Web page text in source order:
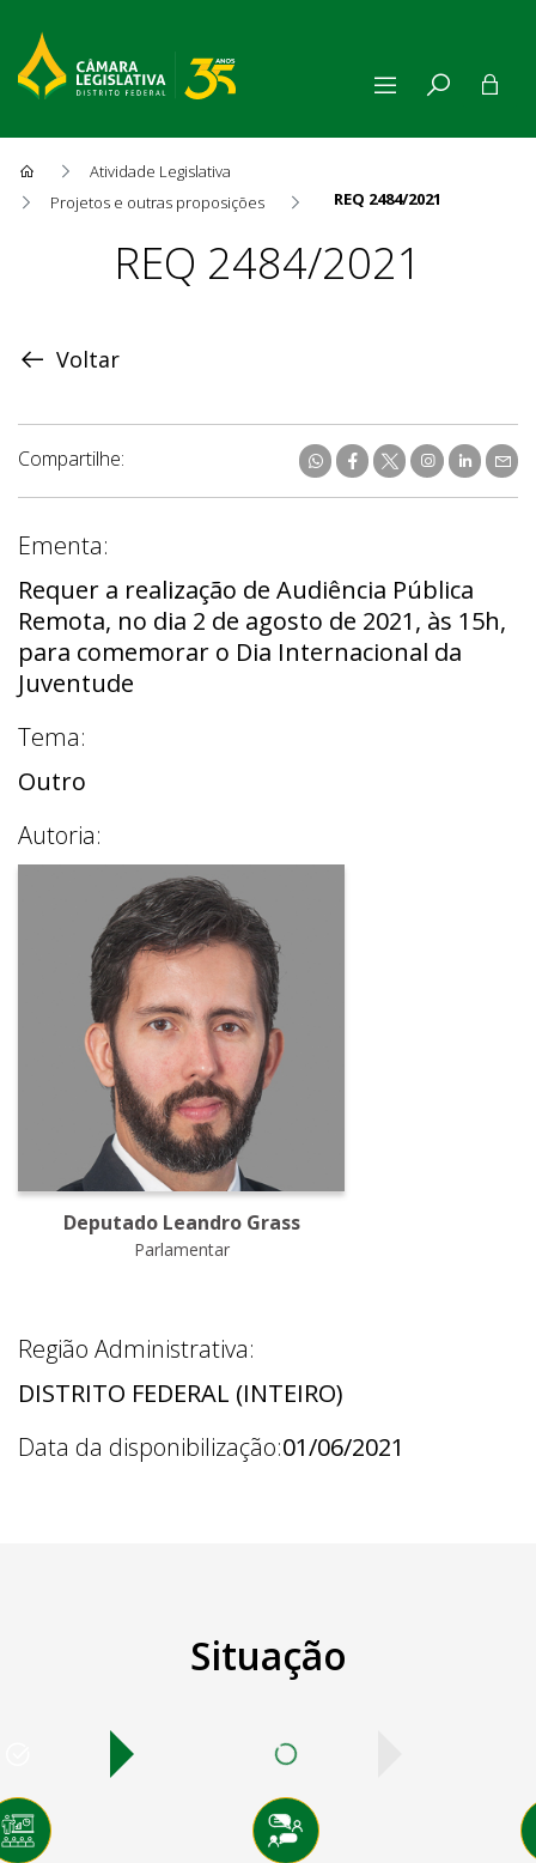
Atividade Legislativa
Projetos e outras proposições
REQ 2484/2021
ProposiçãoREQ 2484/2021
Voltar
Compartilhe:
Ementa:
Requer a realização de Audiência Pública
Remota, no dia 2 de agosto de 2021, às 15h,
para comemorar o Dia Internacional da
Juventude
Tema:
Outro
Autoria:
Deputado Leandro Grass
Parlamentar
Região Administrativa:
DISTRITO FEDERAL (INTEIRO)
Data da disponibilização:01/06/2021
Situação